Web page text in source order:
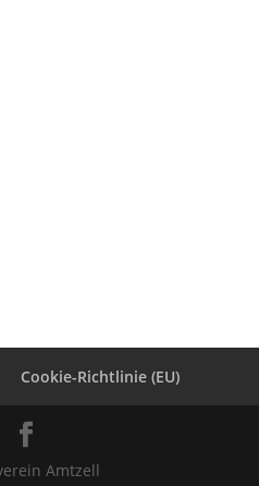
Cookie-Richtlinie (EU)
Amtzell